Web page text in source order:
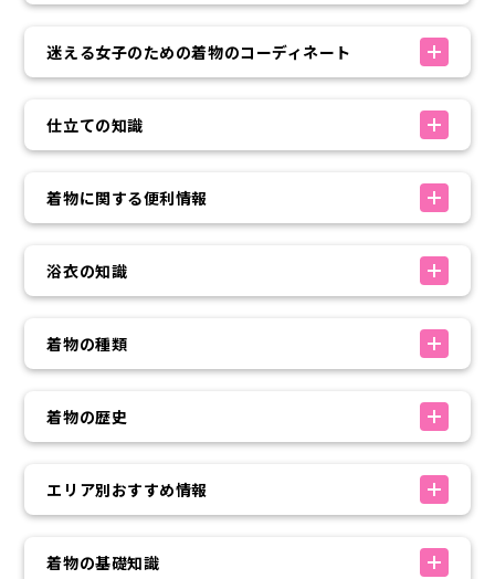
迷える女子のための着物のコーディネート
仕立ての知識
着物に関する便利情報
浴衣の知識
着物の種類
着物の歴史
エリア別おすすめ情報
着物の基礎知識